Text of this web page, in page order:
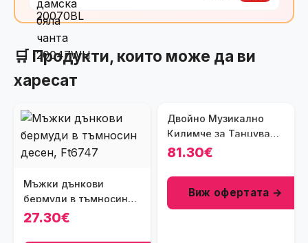
🛒 Продукти, които може да ви
харесат
Мъжки дънкови
бермуди в тъмносин
десен, Ft6747
27.30€
Двойно Музикално
Килимче за Танцуване
за Телевизор
81.30€
Виж офертата →